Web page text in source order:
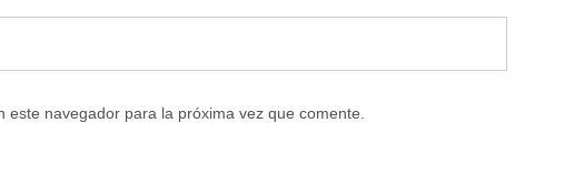
navegador para la próxima vez que comente.